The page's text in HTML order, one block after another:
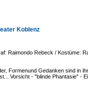
Koblenz
Raimondo Rebeck / Kostüme:
Formenund Gedanken sind in
Vorsicht - "blinde Phantasie" -